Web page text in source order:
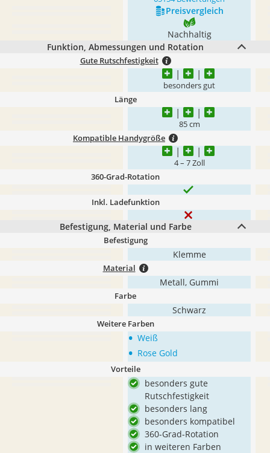
Preis­vergleich
Nachhaltig
Funktion, Abmessungen und Rotation
Gute Rutschfestigkeit
besonders gut
Länge
85 cm
Kompatible Handygröße
4 – 7 Zoll
360-Grad-Rotation
Inkl. Ladefunktion
Befestigung, Material und Farbe
Befestigung
Klemme
Material
Metall, Gummi
Farbe
Schwarz
Weitere Farben
• Weiß
• Rose Gold
Vorteile
besonders gute
Rutschfestigkeit
besonders lang
besonders kompatibel
360-Grad-Rotation
in weiteren Farben